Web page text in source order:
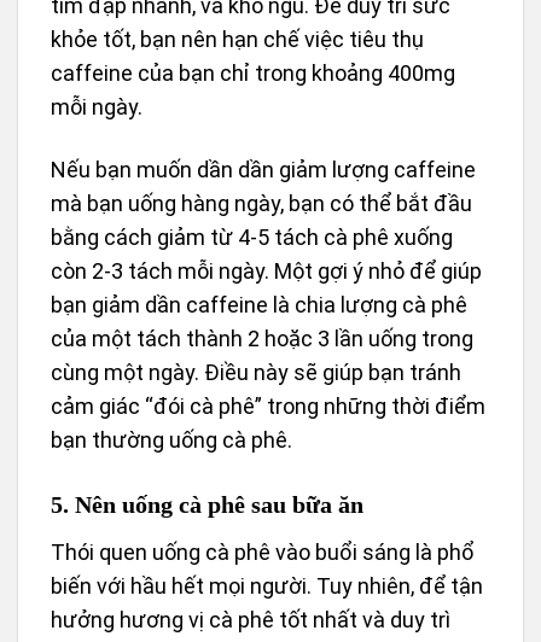
tim đập nhanh, và khó ngủ. Để duy trì sức
khỏe tốt, bạn nên hạn chế việc tiêu thụ
caffeine của bạn chỉ trong khoảng 400mg
mỗi ngày.
Nếu bạn muốn dần dần giảm lượng caffeine
mà bạn uống hàng ngày, bạn có thể bắt đầu
bằng cách giảm từ 4-5 tách cà phê xuống
còn 2-3 tách mỗi ngày. Một gợi ý nhỏ để giúp
bạn giảm dần caffeine là chia lượng cà phê
của một tách thành 2 hoặc 3 lần uống trong
cùng một ngày. Điều này sẽ giúp bạn tránh
cảm giác “đói cà phê” trong những thời điểm
bạn thường uống cà phê.
5. Nên uống cà phê sau bữa ăn
Thói quen uống cà phê vào buổi sáng là phổ
biến với hầu hết mọi người. Tuy nhiên, để tận
hưởng hương vị cà phê tốt nhất và duy trì